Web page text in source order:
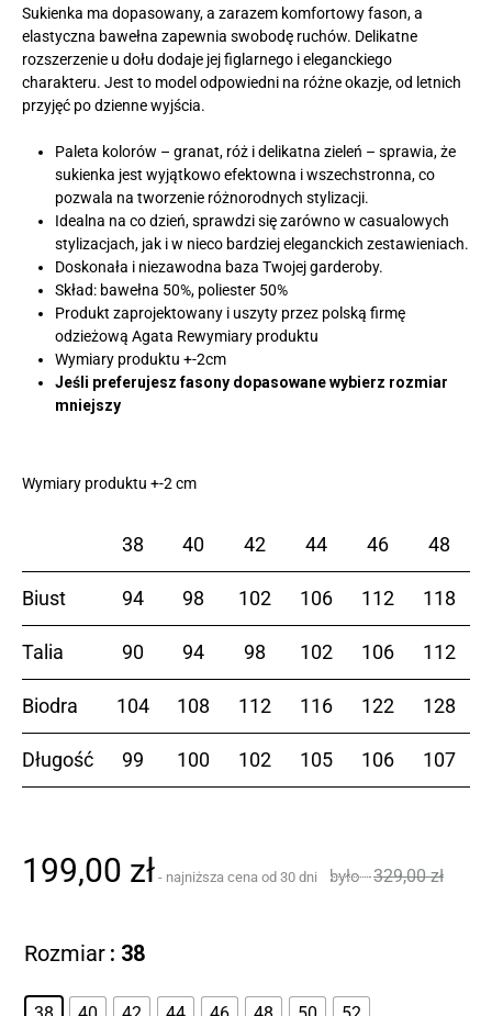
Sukienka ma dopasowany, a zarazem komfortowy fason, a
elastyczna bawełna zapewnia swobodę ruchów. Delikatne
rozszerzenie u dołu dodaje jej figlarnego i eleganckiego
charakteru. Jest to model odpowiedni na różne okazje, od letnich
przyjęć po dzienne wyjścia.
Paleta kolorów – granat, róż i delikatna zieleń – sprawia, że
sukienka jest wyjątkowo efektowna i wszechstronna, co
pozwala na tworzenie różnorodnych stylizacji.
Idealna na co dzień, sprawdzi się zarówno w casualowych
stylizacjach, jak i w nieco bardziej eleganckich zestawieniach.
Doskonała i niezawodna baza Twojej garderoby.
Skład: bawełna 50%, poliester 50%
Produkt zaprojektowany i uszyty przez polską firmę
odzieżową Agata Rewymiary produktu
Wymiary produktu +-2cm
Jeśli preferujesz fasony dopasowane wybierz rozmiar
mniejszy
Wymiary produktu +-2 cm
38 40 42 44 46 48
Biust 94 98 102 106 112 118
Talia 90 94 98 102 106 112
Biodra 104 108 112 116 122 128
Długość 99 100 102 105 106 107
199,00 zł 329,00zł
Rozmiar : 38